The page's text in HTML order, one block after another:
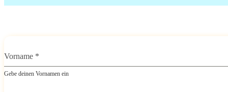
Vorname *
Gebe deinen Vornamen ein